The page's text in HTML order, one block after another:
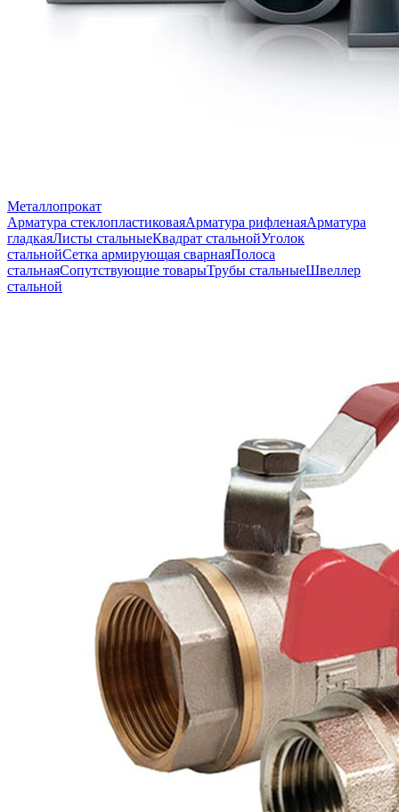
Металлопрокат
Арматура стеклопластиковаяАрматура рифленаяАрматура
гладкаяЛисты стальныеКвадрат стальнойУголок
стальнойСетка армирующая сварнаяПолоса
стальнаяСопутствующие товарыТрубы стальныеШвеллер
стальной